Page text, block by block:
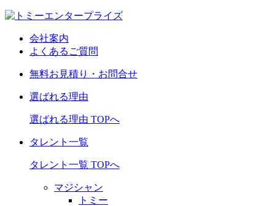
会社案内
よくあるご質問
無料お見積り・お問合せ
選ばれる理由
選ばれる理由 TOPへ
タレント一覧
タレント一覧 TOPへ
マジシャン
トミー